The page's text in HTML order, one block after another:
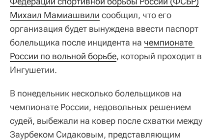
Михаил Мамиашвили сообщил, что его
организация будет вынуждена ввести паспорт
болельщика после инцидента на чемпионате
России по вольной борьбе, который проходит в
Ингушетии.
В понедельник несколько болельщиков на
чемпионате России, недовольных решением
судей, выбежали на ковер после схватки между
Заурбеком Сидаковым, представляющим